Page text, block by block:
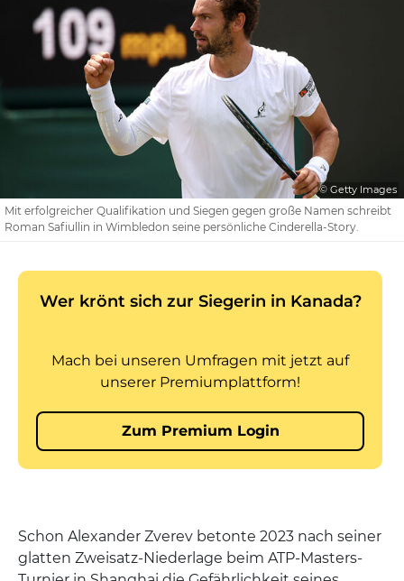
© Getty Images
Mit erfolgreicher Qualifikation und Siegen gegen große Namen schreibt
Roman Safiullin in Wimbledon seine persönliche Cinderella-Story.
Schon Alexander Zverev betonte 2023 nach seiner
glatten Zweisatz-Niederlage beim ATP-Masters-